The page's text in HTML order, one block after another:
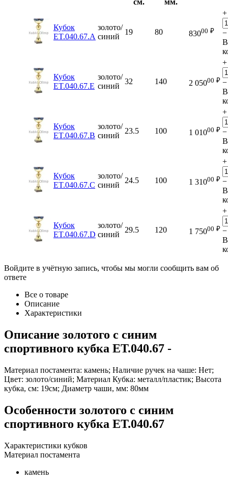
см. мм.
Кубок
ET.040.67.A
золото/
синий
19 80 83000 ₽
+
−
В
Кубок
ET.040.67.E
золото/
синий
32 140 2 05000 ₽
+
−
В
Кубок
ET.040.67.B
золото/
синий
23.5 100 1 01000 ₽
+
−
В
Кубок
ET.040.67.C
золото/
синий
24.5 100 1 31000 ₽
+
−
В
Кубок
ET.040.67.D
золото/
синий
29.5 120 1 75000 ₽
+
−
В
Войдите в учётную запись, чтобы мы могли сообщить вам об
ответе
Все о товаре
Описание
Характеристики
Описание золотого с синим
спортивного кубка ET.040.67 -
Материал постамента: камень; Наличие ручек на чаше: Нет;
Цвет: золото/синий; Материал Кубка: металл/пластик; Высота
кубка, см: 19см; Диаметр чаши, мм: 80мм
Особенности золотого с синим
спортивного кубка ET.040.67
Характеристики кубков
Материал постамента
камень